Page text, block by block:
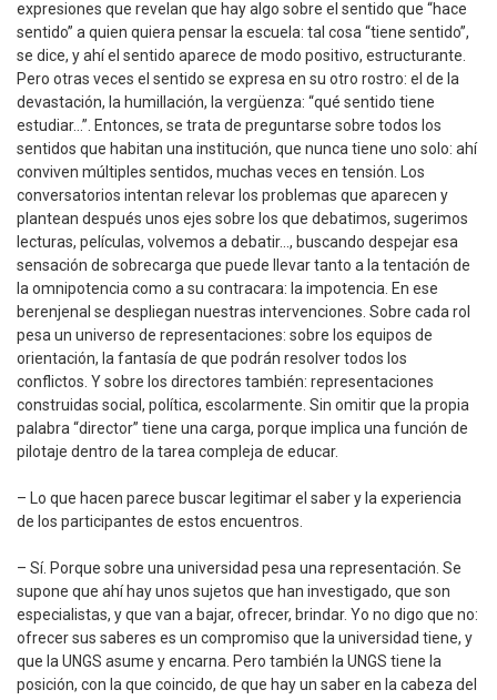
expresiones que revelan que hay algo sobre el sentido que “hace
sentido” a quien quiera pensar la escuela: tal cosa “tiene sentido”,
se dice, y ahí el sentido aparece de modo positivo, estructurante.
Pero otras veces el sentido se expresa en su otro rostro: el de la
devastación, la humillación, la vergüenza: “qué sentido tiene
estudiar…”. Entonces, se trata de preguntarse sobre todos los
sentidos que habitan una institución, que nunca tiene uno solo: ahí
conviven múltiples sentidos, muchas veces en tensión. Los
conversatorios intentan relevar los problemas que aparecen y
plantean después unos ejes sobre los que debatimos, sugerimos
lecturas, películas, volvemos a debatir…, buscando despejar esa
sensación de sobrecarga que puede llevar tanto a la tentación de
la omnipotencia como a su contracara: la impotencia. En ese
berenjenal se despliegan nuestras intervenciones. Sobre cada rol
pesa un universo de representaciones: sobre los equipos de
orientación, la fantasía de que podrán resolver todos los
conflictos. Y sobre los directores también: representaciones
construidas social, política, escolarmente. Sin omitir que la propia
palabra “director” tiene una carga, porque implica una función de
pilotaje dentro de la tarea compleja de educar.
– Lo que hacen parece buscar legitimar el saber y la experiencia
de los participantes de estos encuentros.
– Sí. Porque sobre una universidad pesa una representación. Se
supone que ahí hay unos sujetos que han investigado, que son
especialistas, y que van a bajar, ofrecer, brindar. Yo no digo que no:
ofrecer sus saberes es un compromiso que la universidad tiene, y
que la UNGS asume y encarna. Pero también la UNGS tiene la
posición, con la que coincido, de que hay un saber en la cabeza del